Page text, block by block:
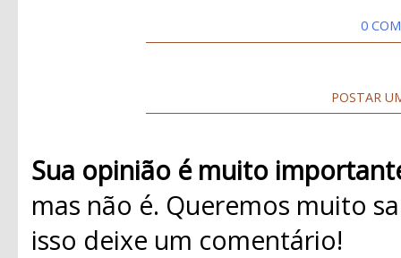
0
POSTAR
Sua opinião é muito
mas não é. Queremos muito
isso deixe um comentário!